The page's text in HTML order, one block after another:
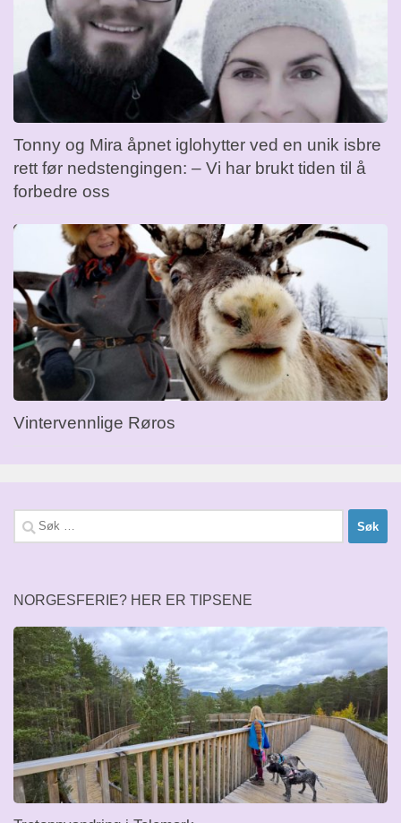
Tonny og Mira åpnet iglohytter ved en unik isbre
rett før nedstengingen: – Vi har brukt tiden til å
forbedre oss
Vintervennlige Røros
Søk
etter:
NORGESFERIE? HER ER TIPSENE